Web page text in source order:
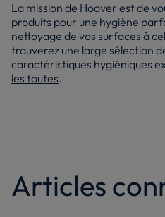
La mission de Hoover est de
produits pour une hygiène
nettoyage de vos surfaces à
trouverez une large sélection
caractéristiques hygiéniques
les toutes.
Articles